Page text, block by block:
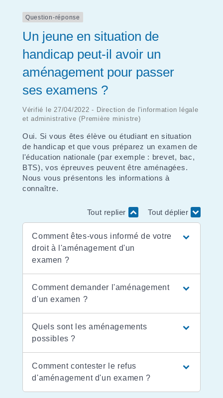
Question-réponse
Un jeune en situation de
handicap peut-il avoir un
aménagement pour passer
ses examens ?
Vérifié le 27/04/2022 - Direction de l'information légale
et administrative (Première ministre)
Oui. Si vous êtes élève ou étudiant en situation
de handicap et que vous préparez un examen de
l'éducation nationale (par exemple : brevet, bac,
BTS), vos épreuves peuvent être aménagées.
Nous vous présentons les informations à
connaître.
Tout replier Tout déplier
Comment êtes-vous informé de votre
droit à l'aménagement d'un
examen ?
Comment demander l'aménagement
d'un examen ?
Quels sont les aménagements
possibles ?
Comment contester le refus
d'aménagement d'un examen ?